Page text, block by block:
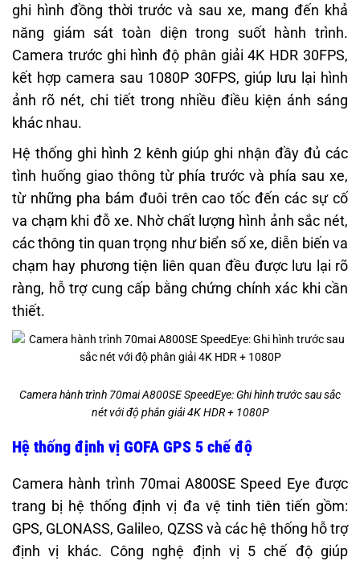
ghi hình đồng thời trước và sau xe, mang đến khả
năng giám sát toàn diện trong suốt hành trình.
Camera trước ghi hình độ phân giải 4K HDR 30FPS,
kết hợp camera sau 1080P 30FPS, giúp lưu lại hình
ảnh rõ nét, chi tiết trong nhiều điều kiện ánh sáng
khác nhau.
Hệ thống ghi hình 2 kênh giúp ghi nhận đầy đủ các
tình huống giao thông từ phía trước và phía sau xe,
từ những pha bám đuôi trên cao tốc đến các sự cố
va chạm khi đỗ xe. Nhờ chất lượng hình ảnh sắc nét,
các thông tin quan trọng như biển số xe, diễn biến va
chạm hay phương tiện liên quan đều được lưu lại rõ
ràng, hỗ trợ cung cấp bằng chứng chính xác khi cần
thiết.
Camera hành trình 70mai A800SE SpeedEye: Ghi hình trước sau sắc
nét với độ phân giải 4K HDR + 1080P
Hệ thống định vị GOFA GPS 5 chế độ
Camera hành trình 70mai A800SE Speed Eye được
trang bị hệ thống định vị đa vệ tinh tiên tiến gồm:
GPS, GLONASS, Galileo, QZSS và các hệ thống hỗ trợ
định vị khác. Công nghệ định vị 5 chế độ giúp